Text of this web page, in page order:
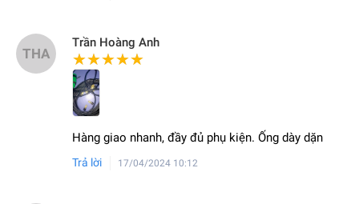
THA
Trần Hoàng Anh
★★★★★
★★★★★
Hàng giao nhanh, đầy đủ phụ kiện. Ống dày dặn
Trả lời 17/04/2024 10:12